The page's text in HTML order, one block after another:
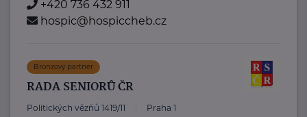
+420 736 432 911
hospic@hospiccheb.cz
Bronzový partner
RADA SENIORŮ ČR
Politických vězňů 1419/11 Praha 1